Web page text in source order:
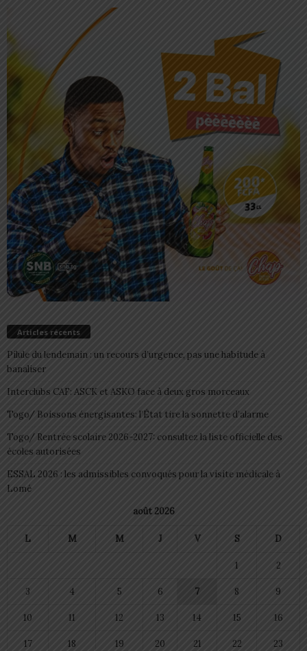
Articles récents
Pilule du lendemain : un recours d’urgence, pas une habitude à
banaliser
Interclubs CAF: ASCK et ASKO face à deux gros morceaux
Togo/ Boissons énergisantes: l’État tire la sonnette d’alarme
Togo/ Rentrée scolaire 2026-2027: consultez la liste officielle des
écoles autorisées
ESSAL 2026 : les admissibles convoqués pour la visite médicale à
Lomé
août 2026
L M M J V S D
1 2
3 4 5 6 7 8 9
10 11 12 13 14 15 16
17 18 19 20 21 22 23